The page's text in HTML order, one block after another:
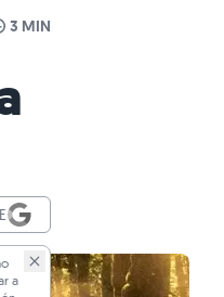
3 MIN
a